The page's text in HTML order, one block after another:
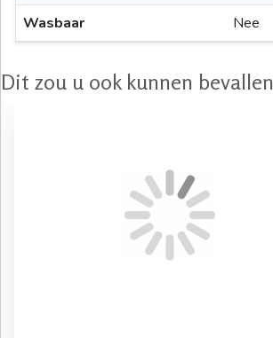
Wasbaar
Nee
Dit zou u ook kunnen bevallen